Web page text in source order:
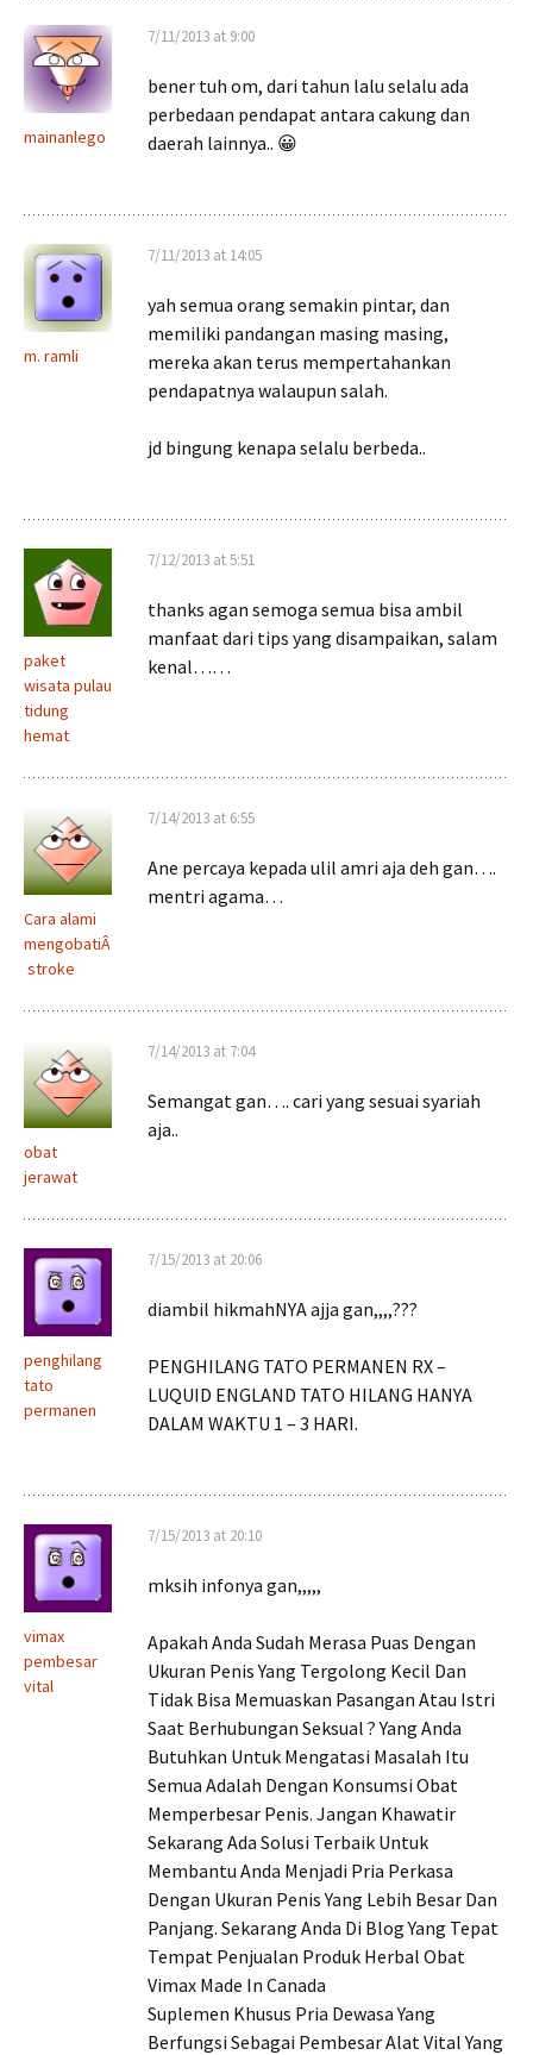
mainanlego
7/11/2013 at 9:00
bener tuh om, dari tahun lalu selalu ada
perbedaan pendapat antara cakung dan
daerah lainnya.. 😀
m. ramli
7/11/2013 at 14:05
yah semua orang semakin pintar, dan
memiliki pandangan masing masing,
mereka akan terus mempertahankan
pendapatnya walaupun salah.
jd bingung kenapa selalu berbeda..
paket
wisata pulau
tidung
hemat
7/12/2013 at 5:51
thanks agan semoga semua bisa ambil
manfaat dari tips yang disampaikan, salam
kenal……
Cara alami
mengobatiÂ
stroke
7/14/2013 at 6:55
Ane percaya kepada ulil amri aja deh gan….
mentri agama…
obat
jerawat
7/14/2013 at 7:04
Semangat gan…. cari yang sesuai syariah
aja..
penghilang
tato
permanen
7/15/2013 at 20:06
diambil hikmahNYA ajja gan,,,,???
PENGHILANG TATO PERMANEN RX –
LUQUID ENGLAND TATO HILANG HANYA
DALAM WAKTU 1 – 3 HARI.
vimax
pembesar
vital
7/15/2013 at 20:10
mksih infonya gan,,,,,
Apakah Anda Sudah Merasa Puas Dengan
Ukuran Penis Yang Tergolong Kecil Dan
Tidak Bisa Memuaskan Pasangan Atau Istri
Saat Berhubungan Seksual ? Yang Anda
Butuhkan Untuk Mengatasi Masalah Itu
Semua Adalah Dengan Konsumsi Obat
Memperbesar Penis. Jangan Khawatir
Sekarang Ada Solusi Terbaik Untuk
Membantu Anda Menjadi Pria Perkasa
Dengan Ukuran Penis Yang Lebih Besar Dan
Panjang. Sekarang Anda Di Blog Yang Tepat
Tempat Penjualan Produk Herbal Obat
Vimax Made In Canada
Suplemen Khusus Pria Dewasa Yang
Berfungsi Sebagai Pembesar Alat Vital Yang